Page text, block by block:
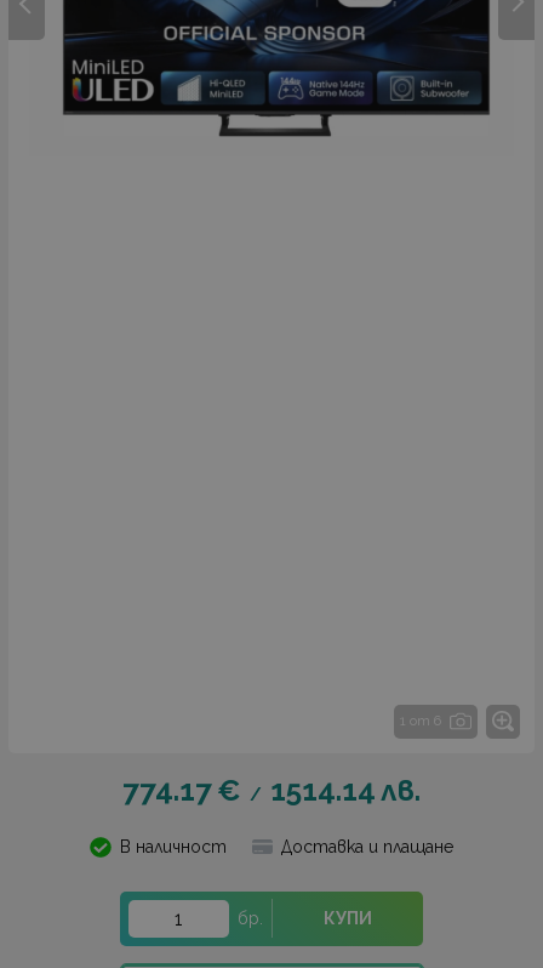
1 от 6
774.17€ / 1514.14лв.
В наличност Доставка и плащане
бр. КУПИ